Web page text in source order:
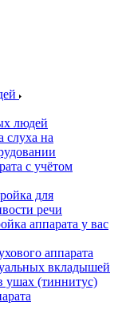
людей
слуха на
с учётом
для
речи
аппарата у вас
аппарата
вкладышей
ушах (тиннитус)